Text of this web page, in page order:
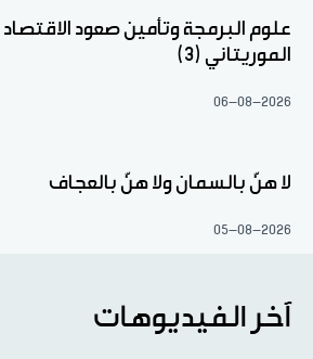
علوم البرمجة وتأمين صعود الاقتصاد
الموريتاني (3)
06-08-2026
لا هنّ بالسمان ولا هنّ بالعجاف
05-08-2026
آخر الفيديوهات